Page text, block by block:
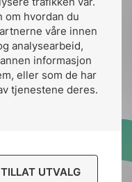
om hvordan du
våre innen
analysearbeid,
informasjon
eller som de har
tjenestene deres.
TILLAT UTVALG
Cookies